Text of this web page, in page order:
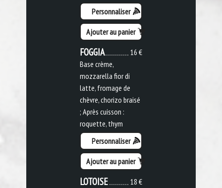
Personnaliser
Ajouter au panier
16 €
FOGGIA
Base crème,
mozzarella fior di
latte, fromage de
chèvre, chorizo braisé
; Après cuisson :
roquette, thym
Personnaliser
Ajouter au panier
18 €
LOTOISE